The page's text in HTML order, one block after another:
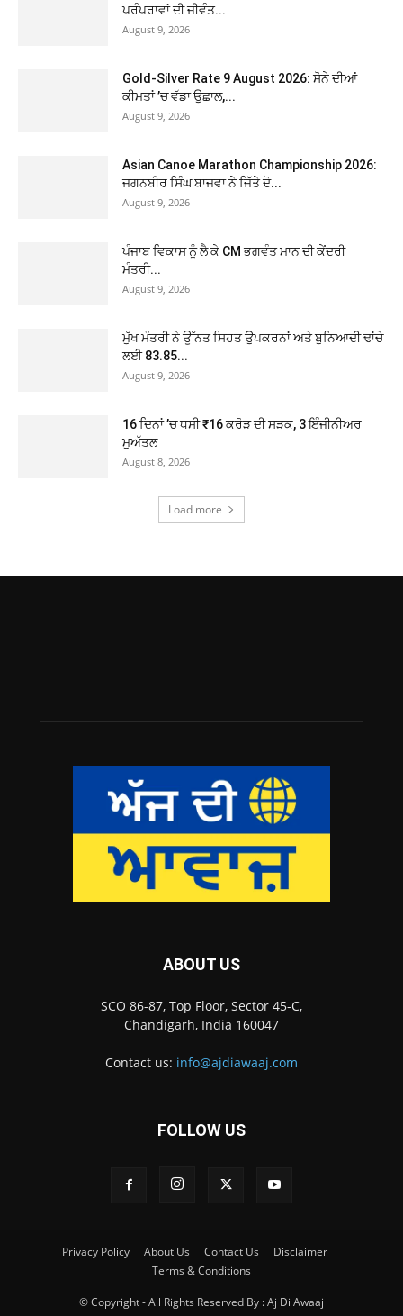
ਪਰੰਪਰਾਵਾਂ ਦੀ ਜੀਵੰਤ...
August 9, 2026
Gold-Silver Rate 9 August 2026: ਸੋਨੇ ਦੀਆਂ
ਕੀਮਤਾਂ ’ਚ ਵੱਡਾ ਉਛਾਲ,...
August 9, 2026
Asian Canoe Marathon Championship 2026:
ਜਗਨਬੀਰ ਸਿੰਘ ਬਾਜਵਾ ਨੇ ਜਿੱਤੇ ਦੋ...
August 9, 2026
ਪੰਜਾਬ ਵਿਕਾਸ ਨੂੰ ਲੈ ਕੇ CM ਭਗਵੰਤ ਮਾਨ ਦੀ ਕੇਂਦਰੀ
ਮੰਤਰੀ...
August 9, 2026
ਮੁੱਖ ਮੰਤਰੀ ਨੇ ਉੱਨਤ ਸਿਹਤ ਉਪਕਰਨਾਂ ਅਤੇ ਬੁਨਿਆਦੀ ਢਾਂਚੇ
ਲਈ 83.85...
August 9, 2026
16 ਦਿਨਾਂ ’ਚ ਧਸੀ ₹16 ਕਰੋੜ ਦੀ ਸੜਕ, 3 ਇੰਜੀਨੀਅਰ
ਮੁਅੱਤਲ
August 8, 2026
Load more
ABOUT US
SCO 86-87, Top Floor, Sector 45-C,
Chandigarh, India 160047
Contact us: info@ajdiawaaj.com
FOLLOW US
Privacy Policy About Us Contact Us
Disclaimer
Terms & Conditions
© Copyright - All Rights Reserved By : Aj Di Awaaj